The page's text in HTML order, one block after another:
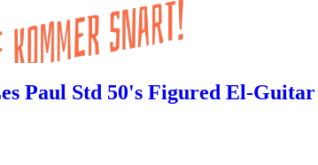
Paul Std 50's Figured El-